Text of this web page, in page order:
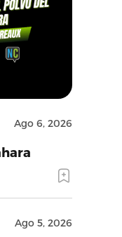
Ago 6, 2026
Ago 5, 2026